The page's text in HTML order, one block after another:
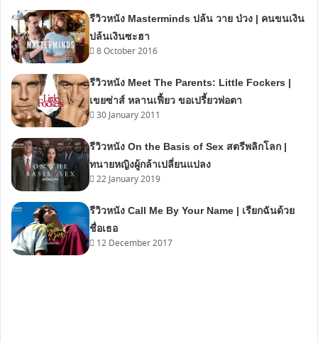
รีวิวหนัง Masterminds ปล้น วาย ป่วง | คนขนเงิน
ปล้นเงินซะฮา
8 October 2016
รีวิวหนัง Meet The Parents: Little Fockers |
เขยซ่าส์ หลานเฟี้ยว ขอเปรี้ยวพ่อตา
30 January 2011
รีวิวหนัง On the Basis of Sex สตรีพลิกโลก |
ทนายหญิงผู้กล้าเปลี่ยนแปลง
22 January 2019
รีวิวหนัง Call Me By Your Name | เรียกฉันด้วย
ชื่อเธอ
12 December 2017